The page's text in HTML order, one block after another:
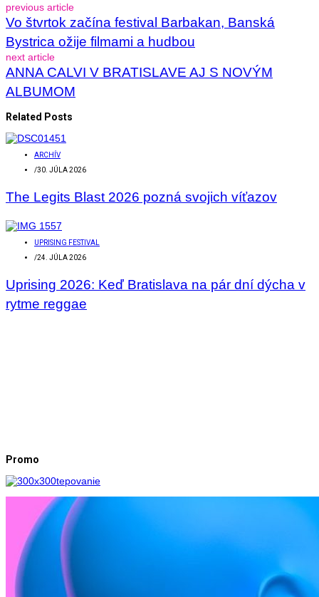
previous article
Vo štvrtok začína festival Barbakan, Banská
Bystrica ožije filmami a hudbou
next article
ANNA CALVI V BRATISLAVE AJ S NOVÝM
ALBUMOM
Related Posts
ARCHÍV
/30. JÚLA 2026
The Legits Blast 2026 pozná svojich víťazov
UPRISING FESTIVAL
/24. JÚLA 2026
Uprising 2026: Keď Bratislava na pár dní dýcha v
rytme reggae
Promo